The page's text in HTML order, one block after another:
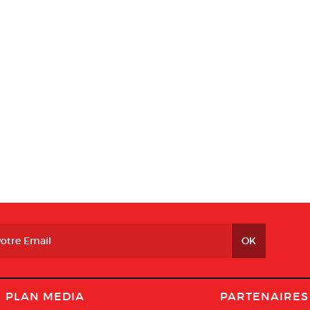
PLAN MEDIA PARTENAIRES